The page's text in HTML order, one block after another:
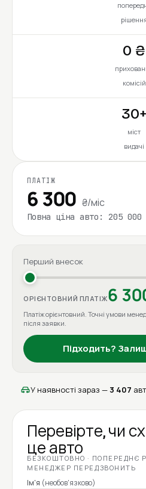
0 ₴
комісій
30+
міст
видачі
ПЛАТІЖ
6 300 ₴/міс
Повна ціна авто: 205 000
Перший внесок
ОРІЄНТОВНИЙ ПЛАТІЖ6
Платіж орієнтовний. Точні умови
після заявки.
Підходить?
У наявності зараз — 3 407
Перевірте, чи
це авто
БЕЗКОШТОВНО · ПОПЕРЕДНЄ
МЕНЕДЖЕР ПЕРЕДЗВОНИТЬ
Ім'я (необов'язково)